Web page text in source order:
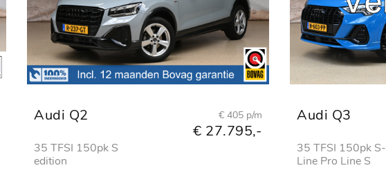
Audi Q2
35 TFSI 150pk S
edition
€ 405 p/m
€ 27.795,-
Audi Q3
35 TFSI 150pk S-
Line Pro Line S